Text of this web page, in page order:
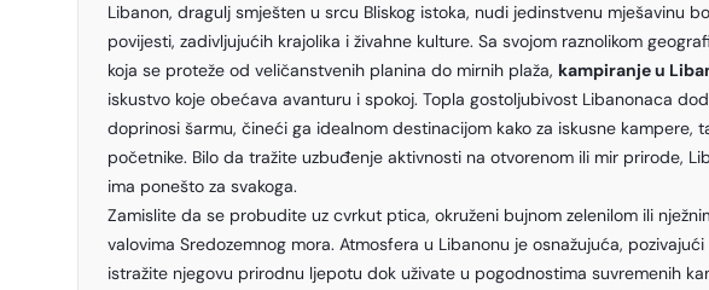
Libanon, dragulj smješten u srcu Bliskog istoka, nudi jedinstvenu mješavinu
povijesti, zadivljujućih krajolika i živahne kulture. Sa svojom raznolikom
koja se proteže od veličanstvenih planina do mirnih plaža, kampiranje u
iskustvo koje obećava avanturu i spokoj. Topla gostoljubivost Libanonaca
doprinosi šarmu, čineći ga idealnom destinacijom kako za iskusne kampere,
početnike. Bilo da tražite uzbuđenje aktivnosti na otvorenom ili mir prirode,
ima ponešto za svakoga.
Zamislite da se probudite uz cvrkut ptica, okruženi bujnom zelenilom ili
valovima Sredozemnog mora. Atmosfera u Libanonu je osnažujuća, pozivajući
istražite njegovu prirodnu ljepotu dok uživate u pogodnostima suvremenih